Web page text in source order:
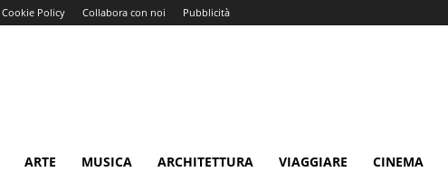
Cookie Policy Collabora con noi Pubblicità
ARTE MUSICA ARCHITETTURA VIAGGIARE CINEMA